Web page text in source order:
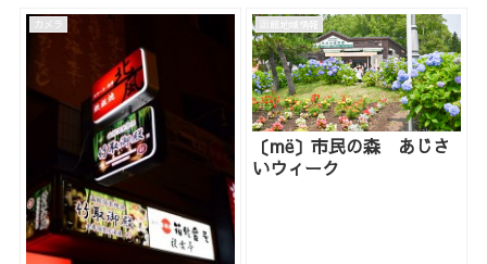
カメラ 函館地域情報
〔më〕市民の森 あじさ
いウィーク